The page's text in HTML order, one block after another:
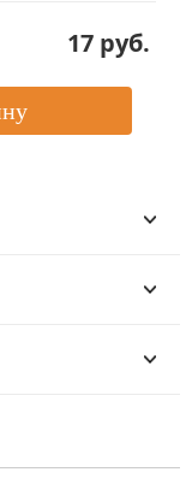
17 pуб.